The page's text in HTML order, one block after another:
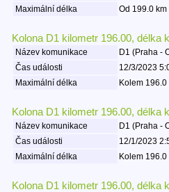
Maximální délka
Od 199.0
Kolona D1 kilometr 196.00, délka
Název komunikace
D1 (Praha -
Čas události
12/3/2023
Maximální délka
Kolem
Kolona D1 kilometr 196.00, délka
Název komunikace
D1 (Praha -
Čas události
12/1/2023
Maximální délka
Kolem
Kolona D1 kilometr 196.00, délka